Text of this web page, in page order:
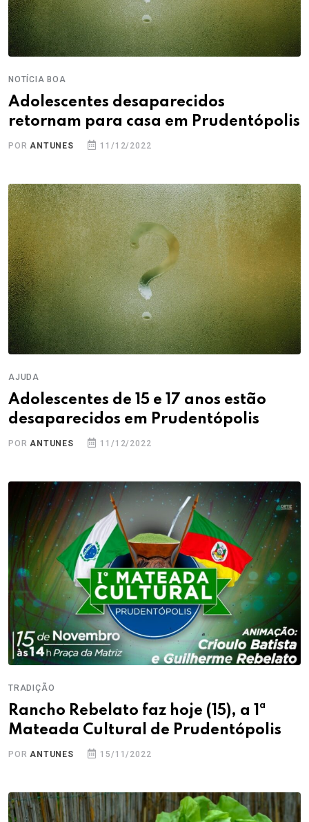
NOTÍCIA BOA
Adolescentes desaparecidos
retornam para casa em Prudentópolis
PORANTUNES 11/12/2022
AJUDA
Adolescentes de 15 e 17 anos estão
desaparecidos em Prudentópolis
PORANTUNES 11/12/2022
TRADIÇÃO
Rancho Rebelato faz hoje (15), a 1ª
Mateada Cultural de Prudentópolis
POR ANTUNES 15/11/2022